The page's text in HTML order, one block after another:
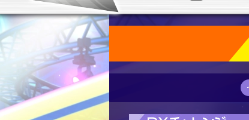
ゲームの